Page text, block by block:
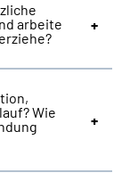
arbeite
Wie